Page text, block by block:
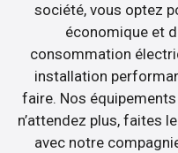
société, vous optez
économique et
consommation
installation
faire. Nos
n’attendez plus, faites
avec notre